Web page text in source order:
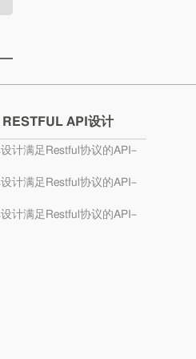
API设计
计满足Restful协议的API–
计满足Restful协议的API–
计满足Restful协议的API–